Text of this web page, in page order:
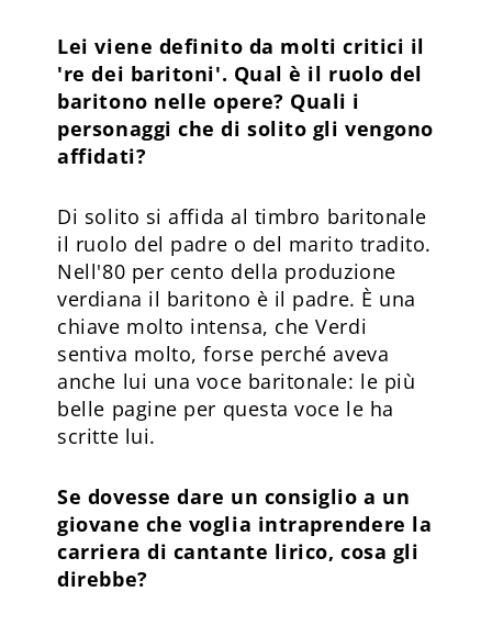
Lei viene definito da molti critici il
're dei baritoni'. Qual è il ruolo del
baritono nelle opere? Quali i
personaggi che di solito gli vengono
affidati?
Di solito si affida al timbro baritonale
il ruolo del padre o del marito tradito.
Nell'80 per cento della produzione
verdiana il baritono è il padre. È una
chiave molto intensa, che Verdi
sentiva molto, forse perché aveva
anche lui una voce baritonale: le più
belle pagine per questa voce le ha
scritte lui.
Se dovesse dare un consiglio a un
giovane che voglia intraprendere la
carriera di cantante lirico, cosa gli
direbbe?